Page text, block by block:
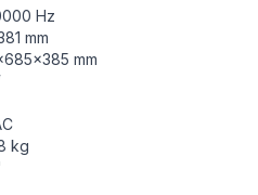
Hz
mm
mm
kg